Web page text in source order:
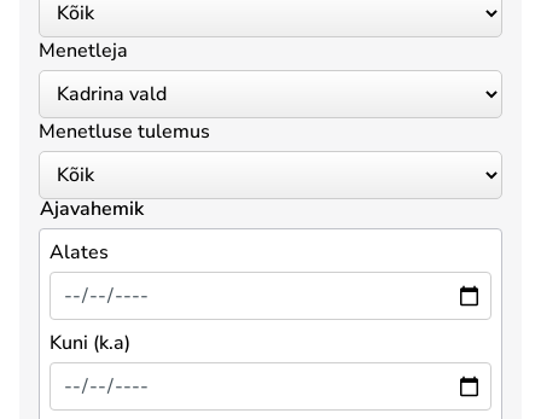
Menetleja
Menetluse tulemus
Ajavahemik
Alates
Kuni (k.a)